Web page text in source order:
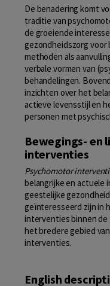
De benadering komt
traditie van
de groeiende
gezondheidszorg voor
methoden als
verbale vormen van
behandelingen.
inzichten over het
actieve levensstijl en
personen met
Bewegings- en
interventies
Psychomotor
belangrijke en actuele
geestelijke
geïnteresseerd zijn in
interventies binnen
het bredere gebied
interventies.
English